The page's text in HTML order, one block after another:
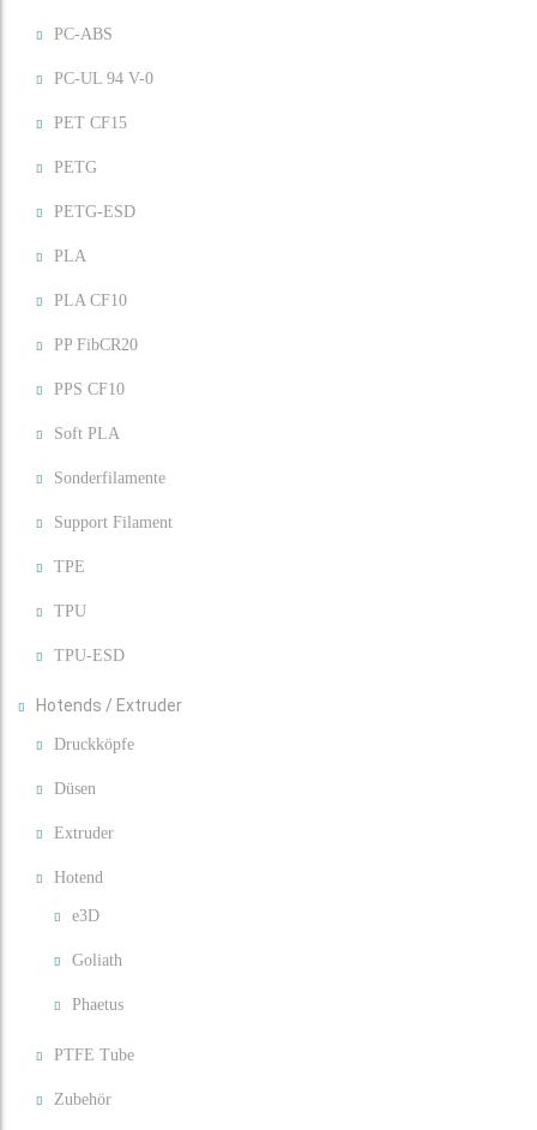
PC-ABS
PC-UL 94 V-0
PET CF15
PETG
PETG-ESD
PLA
PLA CF10
PP FibCR20
PPS CF10
Soft PLA
Sonderfilamente
Support Filament
TPE
TPU
TPU-ESD
Hotends / Extruder
Druckköpfe
Düsen
Extruder
Hotend
e3D
Goliath
Phaetus
PTFE Tube
Zubehör